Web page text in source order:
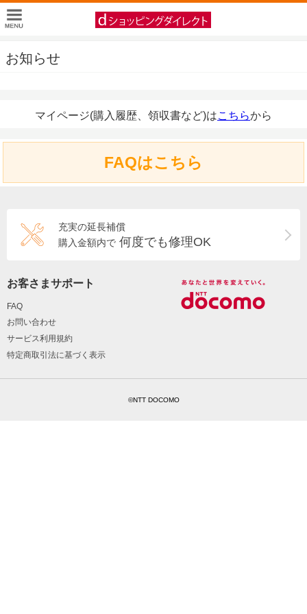
お知らせ
マイページ(購入履歴、領収書など)はこちらから
FAQはこちら
充実の延長補償
購入金額内で 何度でも修理OK
お客さまサポート
FAQ
お問い合わせ
サービス利用規約
特定商取引法に基づく表示
©NTT DOCOMO